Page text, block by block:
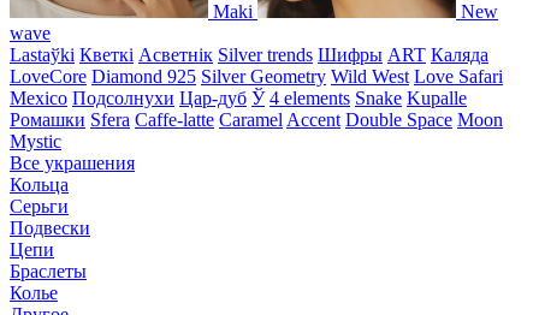
Maki
New
wave
Lastaўki Кветкі Асветнiк Silver trends Шифры ART Каляда
LoveCore Diamond 925 Silver Geometry Wild West Love Safari
Mexico Подсолнухи Цар-дуб Ў 4 elements Snake Kupalle
Ромашки Sfera Caffe-latte Caramel Accent Double Space Moon
Mystic
Все украшения
Кольца
Серьги
Подвески
Цепи
Браслеты
Колье